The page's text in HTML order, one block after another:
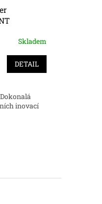
Skladem
DETAIL
Dokonalá
inovací